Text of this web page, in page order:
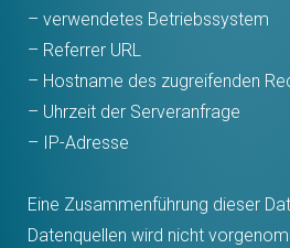
– verwendetes Betriebssystem
– Referrer URL
– Hostname des zugreifenden
– Uhrzeit der Serveranfrage
– IP-Adresse
Eine Zusammenführung dieser
Datenquellen wird nicht